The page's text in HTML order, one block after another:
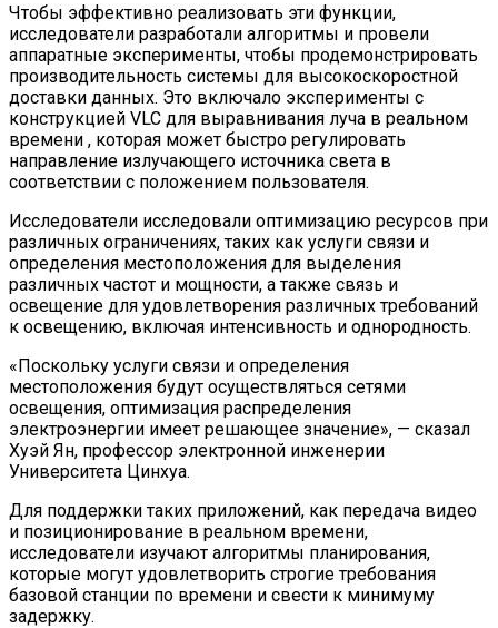
Чтобы эффективно реализовать эти функции,
исследователи разработали алгоритмы и провели
аппаратные эксперименты, чтобы продемонстрировать
производительность системы для высокоскоростной
доставки данных. Это включало эксперименты с
конструкцией VLC для выравнивания луча в реальном
времени , которая может быстро регулировать
направление излучающего источника света в
соответствии с положением пользователя.
Исследователи исследовали оптимизацию ресурсов при
различных ограничениях, таких как услуги связи и
определения местоположения для выделения
различных частот и мощности, а также связь и
освещение для удовлетворения различных требований
к освещению, включая интенсивность и однородность.
«Поскольку услуги связи и определения
местоположения будут осуществляться сетями
освещения, оптимизация распределения
электроэнергии имеет решающее значение», — сказал
Хуэй Ян, профессор электронной инженерии
Университета Цинхуа.
Для поддержки таких приложений, как передача видео
и позиционирование в реальном времени,
исследователи изучают алгоритмы планирования,
которые могут удовлетворить строгие требования
базовой станции по времени и свести к минимуму
задержку.